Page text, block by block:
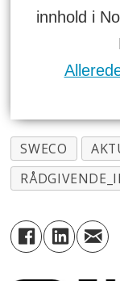
innhold i
SWECO